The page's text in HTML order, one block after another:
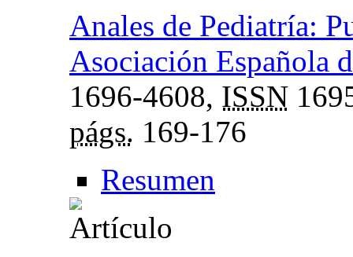
Anales de Pediatría:
Asociación Española
1696-4608, ISSN
págs. 169-176
Resumen